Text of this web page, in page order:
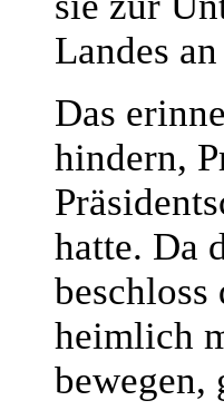
Landes
Das
hindern,
hatte. Da
heimlich
bewegen,